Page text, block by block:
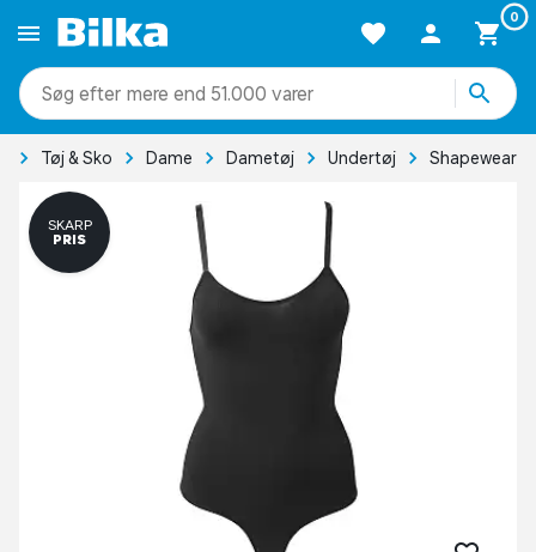
0
mere end 51.000 varer
Tøj & Sko Dame Dametøj Undertøj Shapewear
SKARP
PRIS